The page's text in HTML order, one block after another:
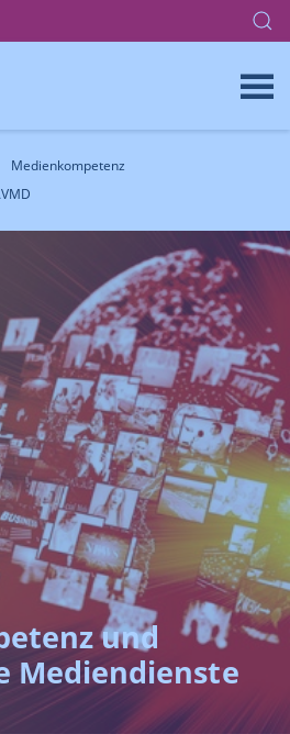
Medienkompetenz
und
Mediendienste